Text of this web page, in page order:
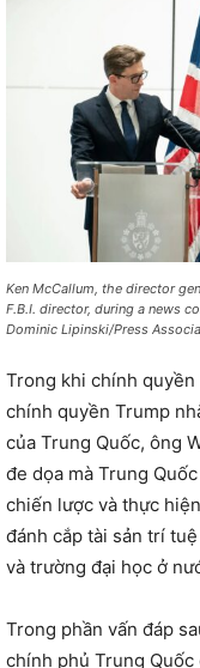
Ken McCallum, the director
F.B.I. director, during a news
Dominic Lipinski/Press
Trong khi chính
chính quyền Trump
của Trung Quốc, ông
đe dọa mà Trung
chiến lược và thực
đánh cắp tài sản trí
và trường đại học ở
Trong phần vấn đáp
chính phủ Trung Quốc